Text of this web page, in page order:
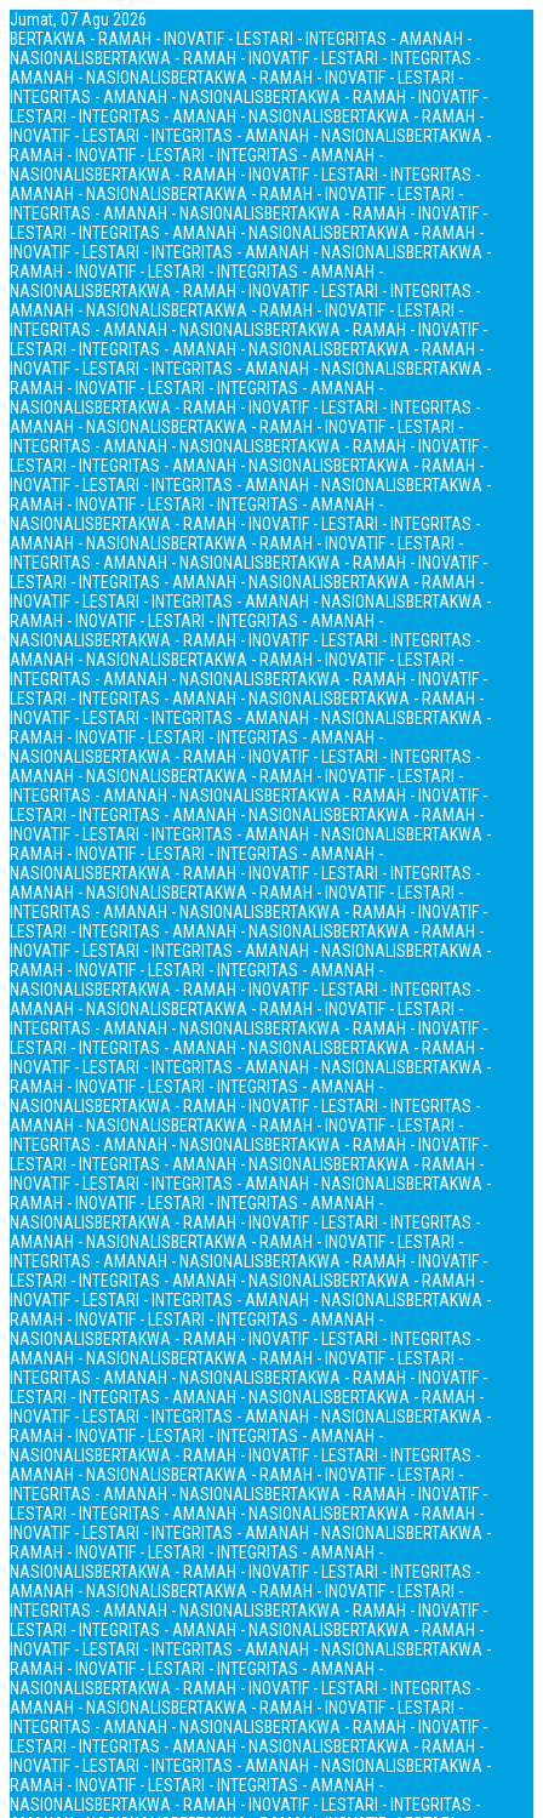
Jumat, 07 Agu 2026
BERTAKWA - RAMAH - INOVATIF - LESTARI - INTEGRITAS - AMANAH -
NASIONALISBERTAKWA - RAMAH - INOVATIF - LESTARI - INTEGRITAS -
AMANAH - NASIONALISBERTAKWA - RAMAH - INOVATIF - LESTARI -
INTEGRITAS - AMANAH - NASIONALISBERTAKWA - RAMAH - INOVATIF -
LESTARI - INTEGRITAS - AMANAH - NASIONALISBERTAKWA - RAMAH -
INOVATIF - LESTARI - INTEGRITAS - AMANAH - NASIONALISBERTAKWA -
RAMAH - INOVATIF - LESTARI - INTEGRITAS - AMANAH -
NASIONALISBERTAKWA - RAMAH - INOVATIF - LESTARI - INTEGRITAS -
AMANAH - NASIONALISBERTAKWA - RAMAH - INOVATIF - LESTARI -
INTEGRITAS - AMANAH - NASIONALISBERTAKWA - RAMAH - INOVATIF -
LESTARI - INTEGRITAS - AMANAH - NASIONALISBERTAKWA - RAMAH -
INOVATIF - LESTARI - INTEGRITAS - AMANAH - NASIONALISBERTAKWA -
RAMAH - INOVATIF - LESTARI - INTEGRITAS - AMANAH -
NASIONALISBERTAKWA - RAMAH - INOVATIF - LESTARI - INTEGRITAS -
AMANAH - NASIONALISBERTAKWA - RAMAH - INOVATIF - LESTARI -
INTEGRITAS - AMANAH - NASIONALISBERTAKWA - RAMAH - INOVATIF -
LESTARI - INTEGRITAS - AMANAH - NASIONALISBERTAKWA - RAMAH -
INOVATIF - LESTARI - INTEGRITAS - AMANAH - NASIONALISBERTAKWA -
RAMAH - INOVATIF - LESTARI - INTEGRITAS - AMANAH -
NASIONALISBERTAKWA - RAMAH - INOVATIF - LESTARI - INTEGRITAS -
AMANAH - NASIONALISBERTAKWA - RAMAH - INOVATIF - LESTARI -
INTEGRITAS - AMANAH - NASIONALISBERTAKWA - RAMAH - INOVATIF -
LESTARI - INTEGRITAS - AMANAH - NASIONALISBERTAKWA - RAMAH -
INOVATIF - LESTARI - INTEGRITAS - AMANAH - NASIONALISBERTAKWA -
RAMAH - INOVATIF - LESTARI - INTEGRITAS - AMANAH -
NASIONALISBERTAKWA - RAMAH - INOVATIF - LESTARI - INTEGRITAS -
AMANAH - NASIONALISBERTAKWA - RAMAH - INOVATIF - LESTARI -
INTEGRITAS - AMANAH - NASIONALISBERTAKWA - RAMAH - INOVATIF -
LESTARI - INTEGRITAS - AMANAH - NASIONALISBERTAKWA - RAMAH -
INOVATIF - LESTARI - INTEGRITAS - AMANAH - NASIONALISBERTAKWA -
RAMAH - INOVATIF - LESTARI - INTEGRITAS - AMANAH -
NASIONALISBERTAKWA - RAMAH - INOVATIF - LESTARI - INTEGRITAS -
AMANAH - NASIONALISBERTAKWA - RAMAH - INOVATIF - LESTARI -
INTEGRITAS - AMANAH - NASIONALISBERTAKWA - RAMAH - INOVATIF -
LESTARI - INTEGRITAS - AMANAH - NASIONALISBERTAKWA - RAMAH -
INOVATIF - LESTARI - INTEGRITAS - AMANAH - NASIONALISBERTAKWA -
RAMAH - INOVATIF - LESTARI - INTEGRITAS - AMANAH -
NASIONALISBERTAKWA - RAMAH - INOVATIF - LESTARI - INTEGRITAS -
AMANAH - NASIONALISBERTAKWA - RAMAH - INOVATIF - LESTARI -
INTEGRITAS - AMANAH - NASIONALISBERTAKWA - RAMAH - INOVATIF -
LESTARI - INTEGRITAS - AMANAH - NASIONALISBERTAKWA - RAMAH -
INOVATIF - LESTARI - INTEGRITAS - AMANAH - NASIONALISBERTAKWA -
RAMAH - INOVATIF - LESTARI - INTEGRITAS - AMANAH -
NASIONALISBERTAKWA - RAMAH - INOVATIF - LESTARI - INTEGRITAS -
AMANAH - NASIONALISBERTAKWA - RAMAH - INOVATIF - LESTARI -
INTEGRITAS - AMANAH - NASIONALISBERTAKWA - RAMAH - INOVATIF -
LESTARI - INTEGRITAS - AMANAH - NASIONALISBERTAKWA - RAMAH -
INOVATIF - LESTARI - INTEGRITAS - AMANAH - NASIONALISBERTAKWA -
RAMAH - INOVATIF - LESTARI - INTEGRITAS - AMANAH -
NASIONALISBERTAKWA - RAMAH - INOVATIF - LESTARI - INTEGRITAS -
AMANAH - NASIONALISBERTAKWA - RAMAH - INOVATIF - LESTARI -
INTEGRITAS - AMANAH - NASIONALISBERTAKWA - RAMAH - INOVATIF -
LESTARI - INTEGRITAS - AMANAH - NASIONALISBERTAKWA - RAMAH -
INOVATIF - LESTARI - INTEGRITAS - AMANAH - NASIONALISBERTAKWA -
RAMAH - INOVATIF - LESTARI - INTEGRITAS - AMANAH -
NASIONALISBERTAKWA - RAMAH - INOVATIF - LESTARI - INTEGRITAS -
AMANAH - NASIONALISBERTAKWA - RAMAH - INOVATIF - LESTARI -
INTEGRITAS - AMANAH - NASIONALISBERTAKWA - RAMAH - INOVATIF -
LESTARI - INTEGRITAS - AMANAH - NASIONALISBERTAKWA - RAMAH -
INOVATIF - LESTARI - INTEGRITAS - AMANAH - NASIONALISBERTAKWA -
RAMAH - INOVATIF - LESTARI - INTEGRITAS - AMANAH -
NASIONALISBERTAKWA - RAMAH - INOVATIF - LESTARI - INTEGRITAS -
AMANAH - NASIONALISBERTAKWA - RAMAH - INOVATIF - LESTARI -
INTEGRITAS - AMANAH - NASIONALISBERTAKWA - RAMAH - INOVATIF -
LESTARI - INTEGRITAS - AMANAH - NASIONALISBERTAKWA - RAMAH -
INOVATIF - LESTARI - INTEGRITAS - AMANAH - NASIONALISBERTAKWA -
RAMAH - INOVATIF - LESTARI - INTEGRITAS - AMANAH -
NASIONALISBERTAKWA - RAMAH - INOVATIF - LESTARI - INTEGRITAS -
AMANAH - NASIONALISBERTAKWA - RAMAH - INOVATIF - LESTARI -
INTEGRITAS - AMANAH - NASIONALISBERTAKWA - RAMAH - INOVATIF -
LESTARI - INTEGRITAS - AMANAH - NASIONALISBERTAKWA - RAMAH -
INOVATIF - LESTARI - INTEGRITAS - AMANAH - NASIONALISBERTAKWA -
RAMAH - INOVATIF - LESTARI - INTEGRITAS - AMANAH -
NASIONALISBERTAKWA - RAMAH - INOVATIF - LESTARI - INTEGRITAS -
AMANAH - NASIONALISBERTAKWA - RAMAH - INOVATIF - LESTARI -
INTEGRITAS - AMANAH - NASIONALISBERTAKWA - RAMAH - INOVATIF -
LESTARI - INTEGRITAS - AMANAH - NASIONALISBERTAKWA - RAMAH -
INOVATIF - LESTARI - INTEGRITAS - AMANAH - NASIONALISBERTAKWA -
RAMAH - INOVATIF - LESTARI - INTEGRITAS - AMANAH -
NASIONALISBERTAKWA - RAMAH - INOVATIF - LESTARI - INTEGRITAS -
AMANAH - NASIONALISBERTAKWA - RAMAH - INOVATIF - LESTARI -
INTEGRITAS - AMANAH - NASIONALISBERTAKWA - RAMAH - INOVATIF -
LESTARI - INTEGRITAS - AMANAH - NASIONALISBERTAKWA - RAMAH -
INOVATIF - LESTARI - INTEGRITAS - AMANAH - NASIONALISBERTAKWA -
RAMAH - INOVATIF - LESTARI - INTEGRITAS - AMANAH -
NASIONALISBERTAKWA - RAMAH - INOVATIF - LESTARI - INTEGRITAS -
AMANAH - NASIONALISBERTAKWA - RAMAH - INOVATIF - LESTARI -
INTEGRITAS - AMANAH - NASIONALISBERTAKWA - RAMAH - INOVATIF -
LESTARI - INTEGRITAS - AMANAH - NASIONALISBERTAKWA - RAMAH -
INOVATIF - LESTARI - INTEGRITAS - AMANAH - NASIONALISBERTAKWA -
RAMAH - INOVATIF - LESTARI - INTEGRITAS - AMANAH -
NASIONALISBERTAKWA - RAMAH - INOVATIF - LESTARI - INTEGRITAS -